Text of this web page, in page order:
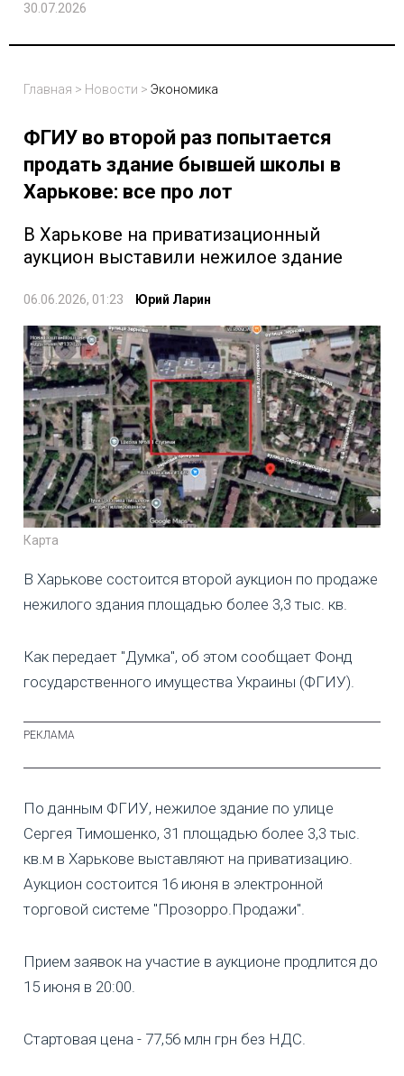
30.07.2026
Главная > Новости > Экономика
ФГИУ во второй раз попытается
продать здание бывшей школы в
Харькове: все про лот
В Харькове на приватизационный
аукцион выставили нежилое здание
06.06.2026, 01:23 Юрий Ларин
Карта
В Харькове состоится второй аукцион по продаже
нежилого здания площадью более 3,3 тыс. кв.
Как передает "Думка", об этом сообщает Фонд
государственного имущества Украины (ФГИУ).
По данным ФГИУ, нежилое здание по улице
Сергея Тимошенко, 31 площадью более 3,3 тыс.
кв.м в Харькове выставляют на приватизацию.
Аукцион состоится 16 июня в электронной
торговой системе "Прозорро.Продажи".
Прием заявок на участие в аукционе продлится до
15 июня в 20:00.
Стартовая цена - 77,56 млн грн без НДС.